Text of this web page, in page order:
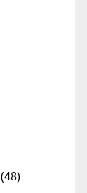
(48)